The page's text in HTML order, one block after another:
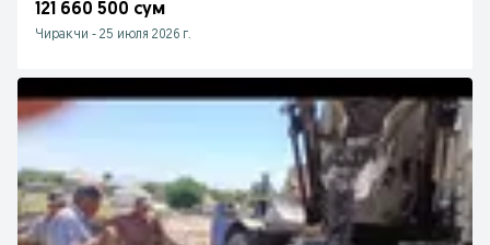
121 660 500 сум
Чиракчи - 25 июля 2026 г.